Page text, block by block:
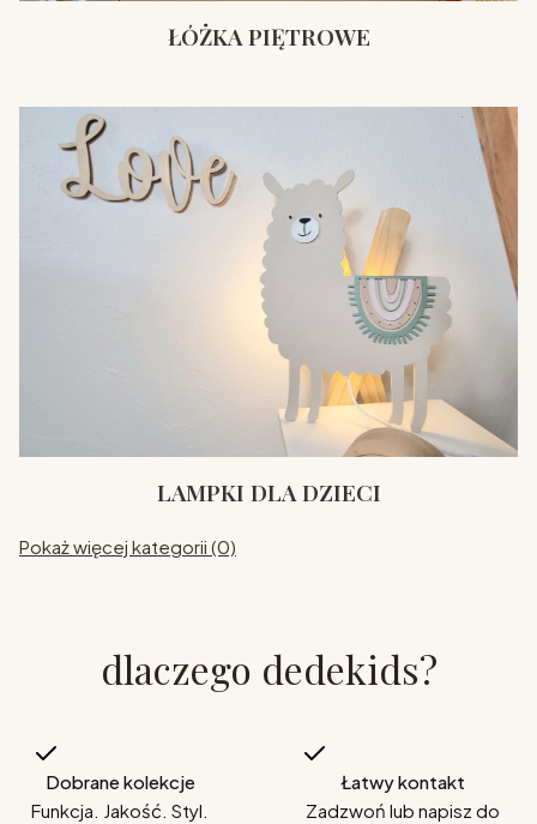
ŁÓŻKA PIĘTROWE
LAMPKI DLA DZIECI
Pokaż więcej kategorii (0)
dlaczego dedekids?
Dobrane kolekcje
Funkcja. Jakość. Styl.
Łatwy kontakt
Zadzwoń lub napisz do